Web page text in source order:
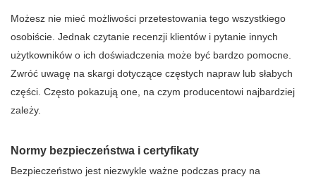
Możesz nie mieć możliwości przetestowania tego wszystkiego
osobiście. Jednak czytanie recenzji klientów i pytanie innych
użytkowników o ich doświadczenia może być bardzo pomocne.
Zwróć uwagę na skargi dotyczące częstych napraw lub słabych
części. Często pokazują one, na czym producentowi najbardziej
zależy.
Normy bezpieczeństwa i certyfikaty
Bezpieczeństwo jest niezwykle ważne podczas pracy na